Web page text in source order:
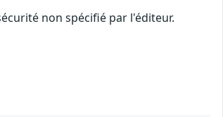
non spécifié par l'éditeur.